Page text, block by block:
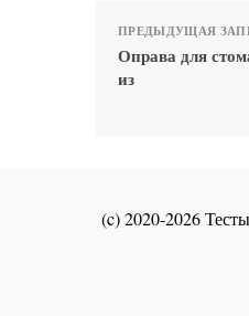
ПРЕДЫДУЩАЯ
Оправа для
из
(c) 2020-2026